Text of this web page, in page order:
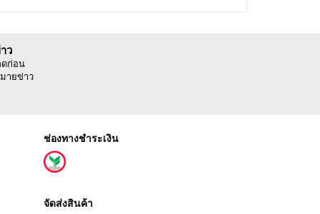
ว
ก่อน
ายข่าว
ช่องทางชำระเงิน
จัดส่งสินค้า